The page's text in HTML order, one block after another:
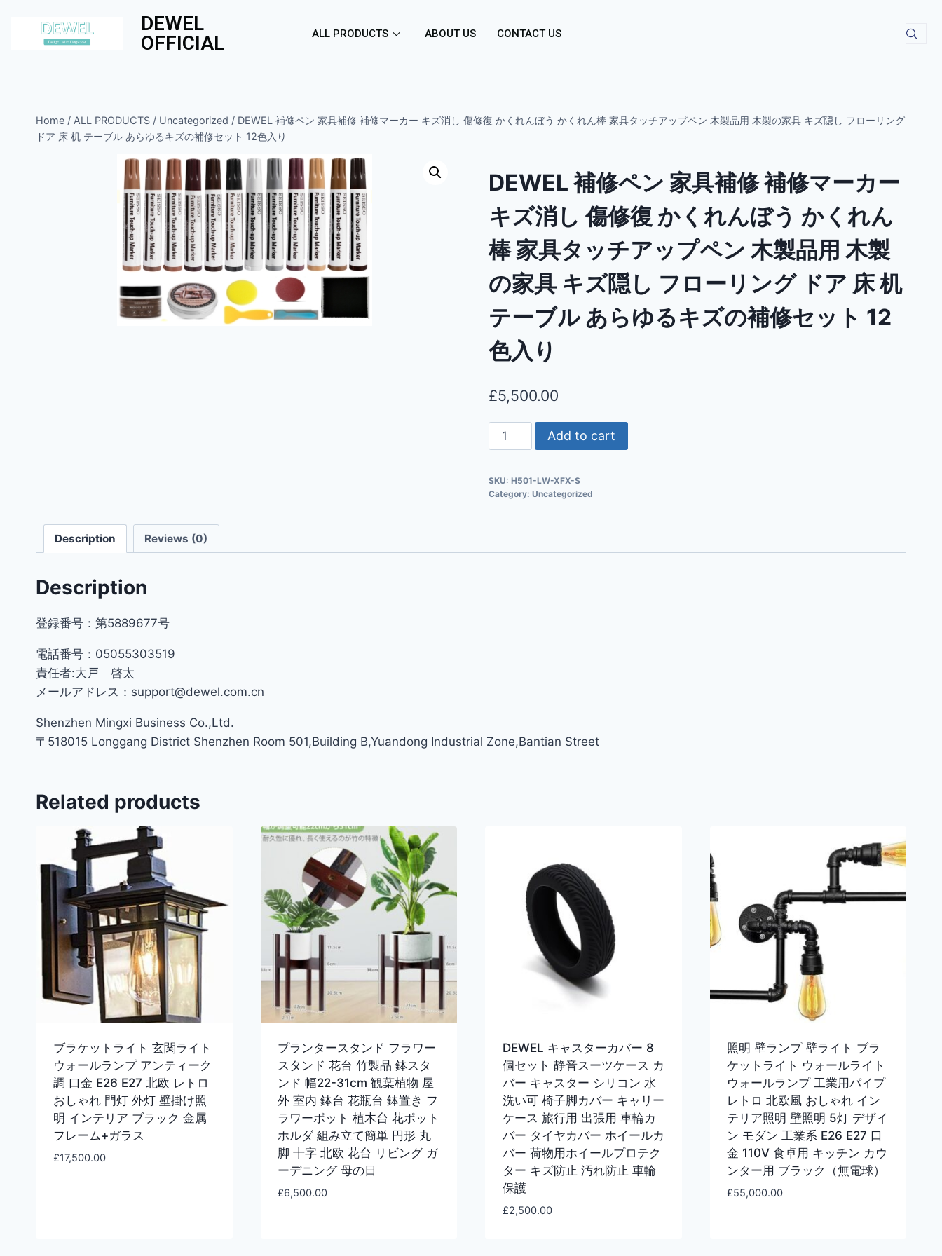
DEWEL
OFFICIAL
ALL PRODUCTS ABOUT US CONTACT US
Home / ALL PRODUCTS / Uncategorized / DEWEL 補修ペン 家具補修 補修マーカー キズ消し 傷修復 かくれんぼう かくれん棒 家具タッチアップペン 木製品用 木製の家具 キズ隠し フローリング
ドア 床 机 テーブル あらゆるキズの補修セット 12色入り
DEWEL 補修ペン 家具補修 補修マーカー
キズ消し 傷修復 かくれんぼう かくれん
棒 家具タッチアップペン 木製品用 木製
の家具 キズ隠し フローリング ドア 床 机
テーブル あらゆるキズの補修セット 12
色入り
£5,500.00
Add to cart
SKU: H501-LW-XFX-S
Category: Uncategorized
Description Reviews (0)
Description
登録番号：第5889677号
電話番号：05055303519
責任者:大戸 啓太
メールアドレス：support@dewel.com.cn
Shenzhen Mingxi Business Co.,Ltd.
〒518015 Longgang District Shenzhen Room 501,Building B,Yuandong Industrial Zone,Bantian Street
Related products
ブラケットライト 玄関ライト
ウォールランプ アンティーク
調 口金 E26 E27 北欧 レトロ
おしゃれ 門灯 外灯 壁掛け照
明 インテリア ブラック 金属
フレーム+ガラス
£17,500.00
プランタースタンド フラワー
スタンド 花台 竹製品 鉢スタ
ンド 幅22-31cm 観葉植物 屋
外 室内 鉢台 花瓶台 鉢置き フ
ラワーポット 植木台 花ポット
ホルダ 組み立て簡単 円形 丸
脚 十字 北欧 花台 リビング ガ
ーデニング 母の日
£6,500.00
DEWEL キャスターカバー 8
個セット 静音スーツケース カ
バー キャスター シリコン 水
洗い可 椅子脚カバー キャリー
ケース 旅行用 出張用 車輪カ
バー タイヤカバー ホイールカ
バー 荷物用ホイールプロテク
ター キズ防止 汚れ防止 車輪
保護
£2,500.00
照明 壁ランプ 壁ライト ブラ
ケットライト ウォールライト
ウォールランプ 工業用パイプ
レトロ 北欧風 おしゃれ イン
テリア照明 壁照明 5灯 デザイ
ン モダン 工業系 E26 E27 口
金 110V 食卓用 キッチン カウ
ンター用 ブラック（無電球）
£55,000.00